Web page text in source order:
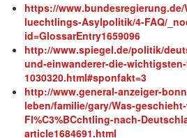
https://www.bundesregierung.de/
luechtlings-Asylpolitik/4-FAQ/
id=GlossarEntry1659096
http://www.spiegel.de/politik/
und-einwanderer-die-
1030320.html#sponfakt=3
http://www.general-anzeiger-
leben/familie/gary/Was-
Fl%C3%BCchtling-nach-
article1684691.html